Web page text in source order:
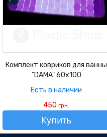
Комплект ковриков для ванны
"DAMA" 60х100
Есть в наличии
450грн.
Купить